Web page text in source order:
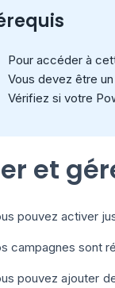
Pour accéder à
Vous devez être
Vérifiez si votre
et
pouvez activer
campagnes sont
pouvez ajouter